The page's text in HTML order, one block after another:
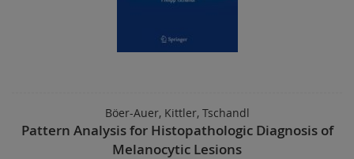
Böer-Auer, Kittler, Tschandl
Pattern Analysis for Histopathologic Diagnosis of
Melanocytic Lesions